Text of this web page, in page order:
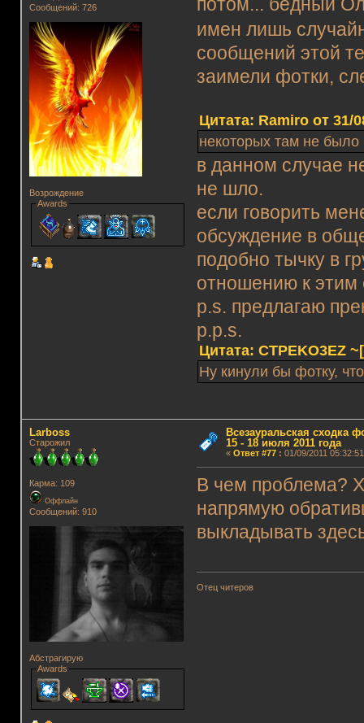
Сообщений: 726
Возрождение
Awards
потом... бедный
имен лишь
сообщений этой
заимели фотки,
Цитата: Ramiro от 31/
некоторых там не было
в данном случае
не шло.
если говорить
обсуждение в
подобно тычку в
отношению к
p.s. предлагаю
p.p.s.
Цитата: CTPEKO3EZ
Ну кинули бы фотку,
Lаrboss
Старожил
Карма: 109
Оффлайн
Сообщений: 910
Абстрагирую
Awards
Всезауральская сходка
15 - 18 июля 2011 года
« Ответ #77: 01/09/2011
В чем проблема?
напрямую
выкладывать
Отец читеров